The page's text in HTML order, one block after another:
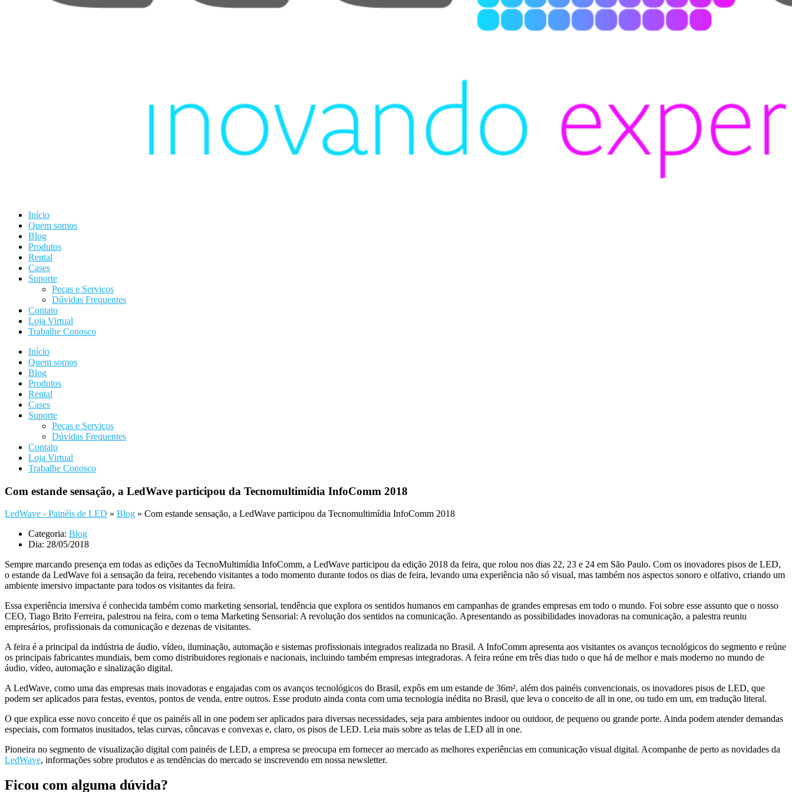
Início
Quem somos
Blog
Produtos
Rental
Cases
Suporte
Peças e Serviços
Dúvidas Frequentes
Contato
Loja Virtual
Trabalhe Conosco
Início
Quem somos
Blog
Produtos
Rental
Cases
Suporte
Peças e Serviços
Dúvidas Frequentes
Contato
Loja Virtual
Trabalhe Conosco
Com estande sensação, a LedWave participou da Tecnomultimídia InfoComm 2018
LedWave - Painéis de LED » Blog » Com estande sensação, a LedWave participou da Tecnomultimídia InfoComm 2018
Categoria: Blog
Dia: 28/05/2018
Sempre marcando presença em todas as edições da TecnoMultimídia InfoComm, a LedWave participou da edição 2018 da feira, que rolou nos dias 22, 23 e 24 em São Paulo. Com os inovadores pisos de LED,
o estande da LedWave foi a sensação da feira, recebendo visitantes a todo momento durante todos os dias de feira, levando uma experiência não só visual, mas também nos aspectos sonoro e olfativo, criando um
ambiente imersivo impactante para todos os visitantes da feira.
Essa experiência imersiva é conhecida também como marketing sensorial, tendência que explora os sentidos humanos em campanhas de grandes empresas em todo o mundo. Foi sobre esse assunto que o nosso
CEO, Tiago Brito Ferreira, palestrou na feira, com o tema Marketing Sensorial: A revolução dos sentidos na comunicação. Apresentando as possibilidades inovadoras na comunicação, a palestra reuniu
empresários, profissionais da comunicação e dezenas de visitantes.
A feira é a principal da indústria de áudio, vídeo, iluminação, automação e sistemas profissionais integrados realizada no Brasil. A InfoComm apresenta aos visitantes os avanços tecnológicos do segmento e reúne
os principais fabricantes mundiais, bem como distribuidores regionais e nacionais, incluindo também empresas integradoras. A feira reúne em três dias tudo o que há de melhor e mais moderno no mundo de
áudio, vídeo, automação e sinalização digital.
A LedWave, como uma das empresas mais inovadoras e engajadas com os avanços tecnológicos do Brasil, expôs em um estande de 36m², além dos painéis convencionais, os inovadores pisos de LED, que
podem ser aplicados para festas, eventos, pontos de venda, entre outros. Esse produto ainda conta com uma tecnologia inédita no Brasil, que leva o conceito de all in one, ou tudo em um, em tradução literal.
O que explica esse novo conceito é que os painéis all in one podem ser aplicados para diversas necessidades, seja para ambientes indoor ou outdoor, de pequeno ou grande porte. Ainda podem atender demandas
especiais, com formatos inusitados, telas curvas, côncavas e convexas e, claro, os pisos de LED. Leia mais sobre as telas de LED all in one.
Pioneira no segmento de visualização digital com painéis de LED, a empresa se preocupa em fornecer ao mercado as melhores experiências em comunicação visual digital. Acompanhe de perto as novidades da
LedWave, informações sobre produtos e as tendências do mercado se inscrevendo em nossa newsletter.
Ficou com alguma dúvida?